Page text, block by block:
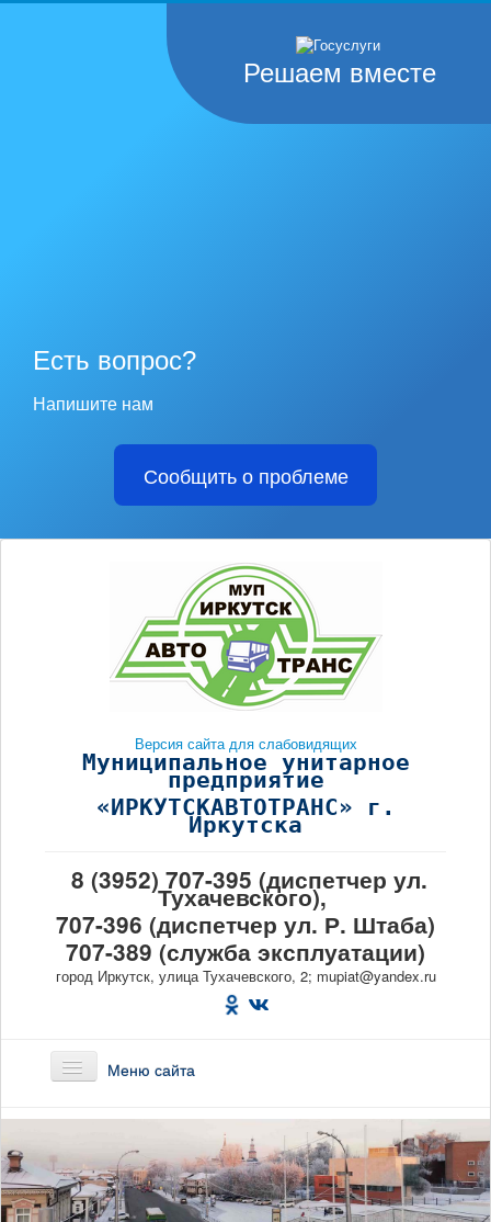
Решаем вместе
Есть вопрос?
Напишите нам
Сообщить о проблеме
Версия сайта для слабовидящих
Муниципальное унитарное
предприятие
«ИРКУТСКАВТОТРАНС» г.
Иркутска
8 (3952) 707-395 (диспетчер ул.
Тухачевского),
707-396 (диспетчер ул. Р. Штаба)
707-389 (служба эксплуатации)
город Иркутск, улица Тухачевского, 2; mupiat@yandex.ru
Меню сайта
О предприятии